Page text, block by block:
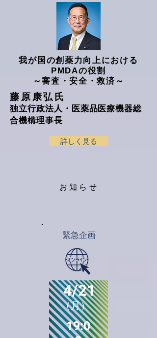
我が国の創薬力向上における
PMDAの役割
～審査・安全・救済～
藤原康弘氏
独立行政法人・医薬品医療機器総
合機構理事長
詳しく見る
お知らせ
​緊急企画
（月）
4/21
19:0